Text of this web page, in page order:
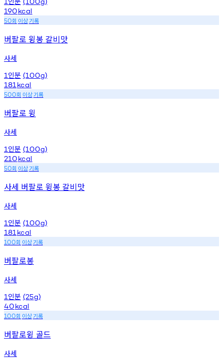
190kcal
50회 이상기록
버팔로 윙봉 갈비맛
사세
1 인분 (100g)
181 kcal
500회 이상기록
버팔로 윙
사세
1 인분 (100g)
210kcal
50회 이상기록
사세 버팔로 윙봉 갈비맛
사세
1 인분 (100g)
181 kcal
100회 이상기록
버팔로봉
사세
1 인분 (25g)
40kcal
100회 이상기록
버팔로윙 골드
사세